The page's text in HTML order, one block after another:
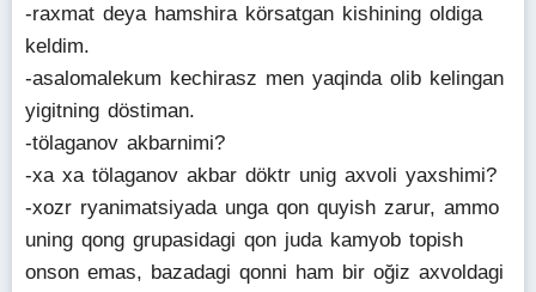
-raxmat deya hamshira körsatgan kishining oldiga
keldim.
-asalomalekum kechirasz men yaqinda olib kelingan
yigitning döstiman.
-tölaganov akbarnimi?
-xa xa tölaganov akbar döktr unig axvoli yaxshimi?
-xozr ryanimatsiyada unga qon quyish zarur, ammo
uning qong grupasidagi qon juda kamyob topish
onson emas, bazadagi qonni ham bir oğiz axvoldagi